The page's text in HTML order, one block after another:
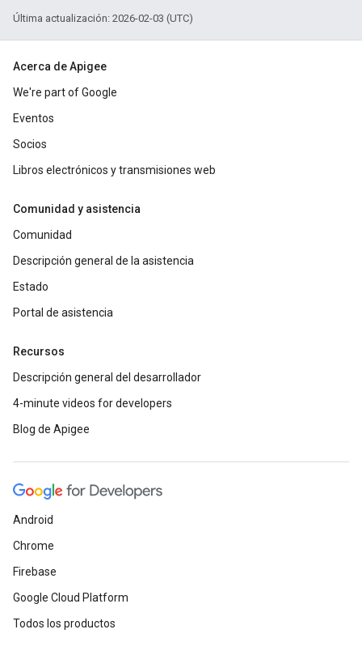
Última actualización: 2026-02-03 (UTC)
Acerca de Apigee
We're part of Google
Eventos
Socios
Libros electrónicos y transmisiones web
Comunidad y asistencia
Comunidad
Descripción general de la asistencia
Estado
Portal de asistencia
Recursos
Descripción general del desarrollador
4-minute videos for developers
Blog de Apigee
Android
Chrome
Firebase
Google Cloud Platform
Todos los productos